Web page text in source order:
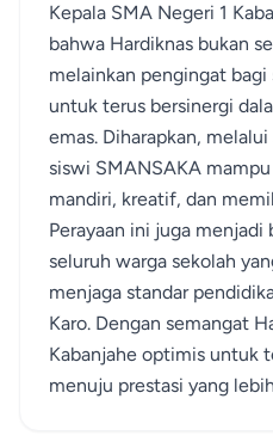
Kepala SMA Negeri 1
bahwa Hardiknas bukan
melainkan pengingat
untuk terus bersinergi
emas. Diharapkan,
siswi SMANSAKA
mandiri, kreatif, dan
Perayaan ini juga menjadi
seluruh warga sekolah
menjaga standar
Karo. Dengan semangat
Kabanjahe optimis untuk
menuju prestasi yang